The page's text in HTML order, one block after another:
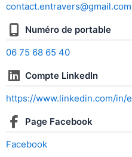
contact.entravers@gmail.com
Numéro de portable
06 75 68 65 40
Compte LinkedIn
https://www.linkedin.com/in/
Page Facebook
Facebook